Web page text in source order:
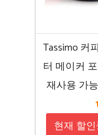
Tassimo 커
터 메이커
재사용 가
현재 할